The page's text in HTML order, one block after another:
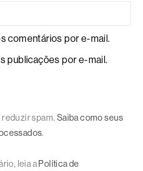
comentários por e-mail.
publicações por e-mail.
reduzir spam. Saiba como seus
.
leia a Política de